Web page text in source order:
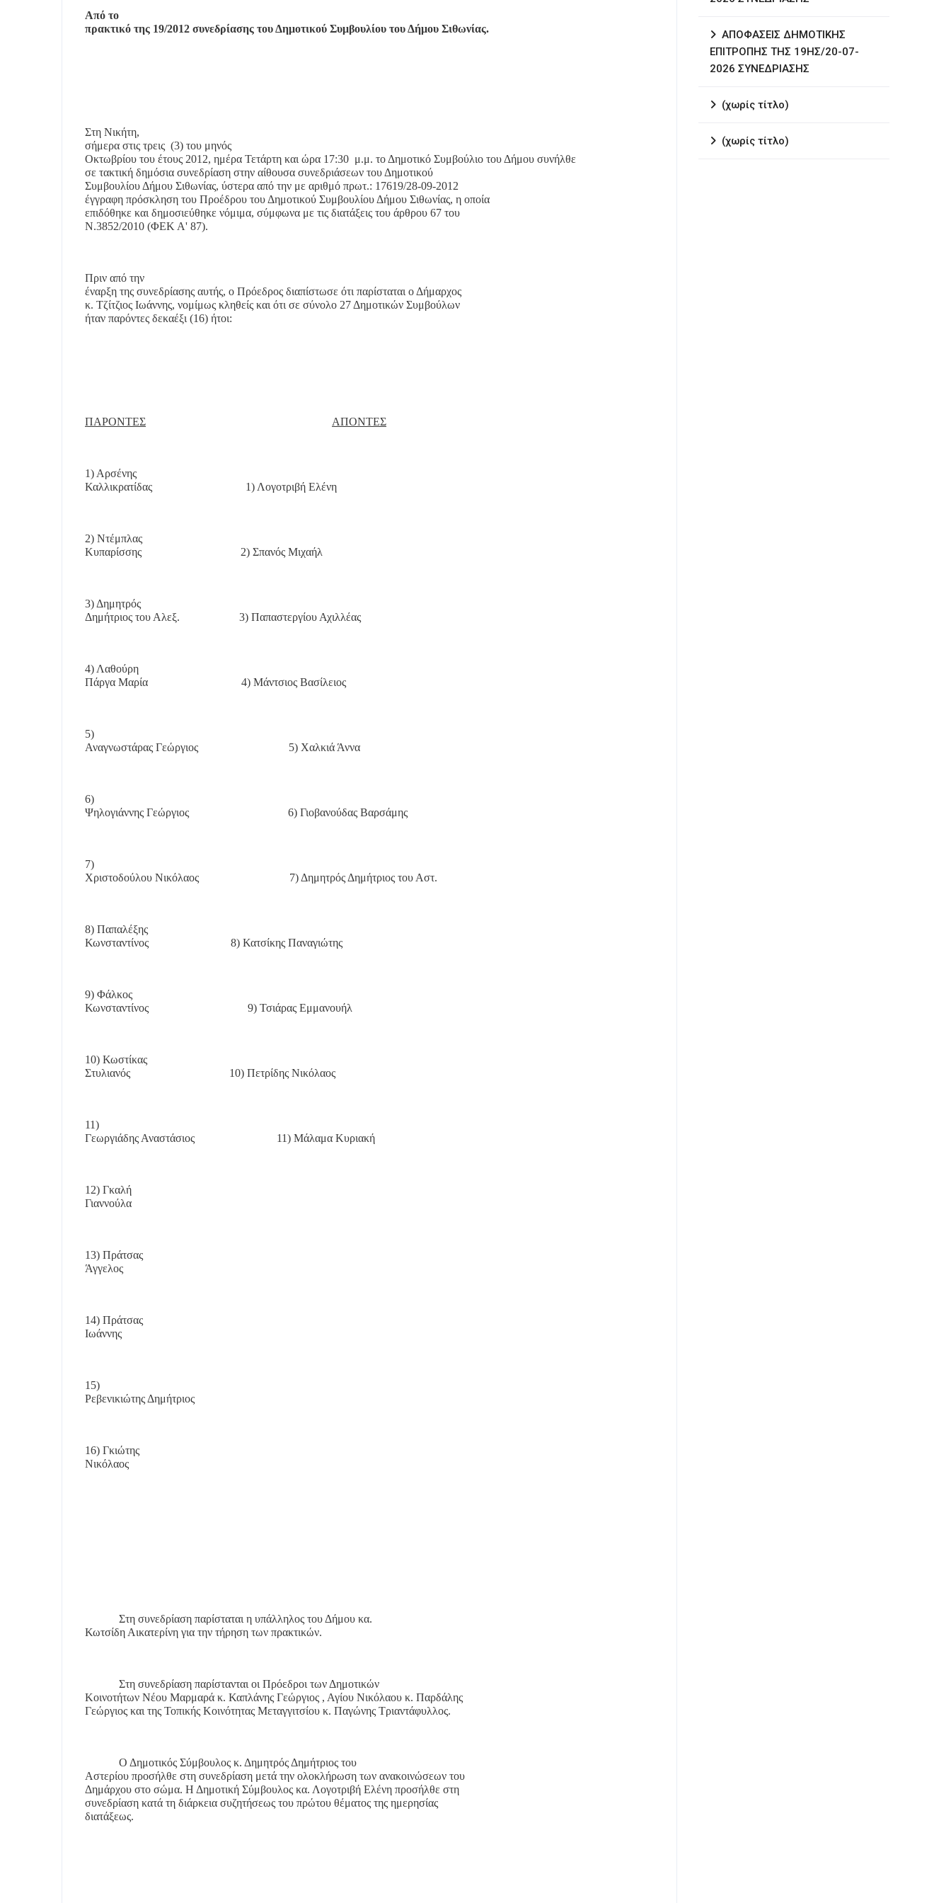
Από το
πρακτικό της 19/2012 συνεδρίασης του Δημοτικού Συμβουλίου του Δήμου Σιθωνίας.
Στη Νικήτη,
σήμερα στις τρεις (3) του μηνός
Οκτωβρίου του έτους 2012, ημέρα Τετάρτη και ώρα 17:30 μ.μ. το Δημοτικό Συμβούλιο του Δήμου συνήλθε
σε τακτική δημόσια συνεδρίαση στην αίθουσα συνεδριάσεων του Δημοτικού
Συμβουλίου Δήμου Σιθωνίας, ύστερα από την με αριθμό πρωτ.: 17619/28-09-2012
έγγραφη πρόσκληση του Προέδρου του Δημοτικού Συμβουλίου Δήμου Σιθωνίας, η οποία
επιδόθηκε και δημοσιεύθηκε νόμιμα, σύμφωνα με τις διατάξεις του άρθρου 67 του
Ν.3852/2010 (ΦΕΚ Α' 87).
Πριν από την
έναρξη της συνεδρίασης αυτής, ο Πρόεδρος διαπίστωσε ότι παρίσταται ο Δήμαρχος
κ. Τζίτζιος Ιωάννης, νομίμως κληθείς και ότι σε σύνολο 27 Δημοτικών Συμβούλων
ήταν παρόντες δεκαέξι (16) ήτοι:
ΠΑΡΟΝΤΕΣ ΑΠΟΝΤΕΣ
1) Αρσένης
Καλλικρατίδας
1) Λογοτριβή Ελένη
2) Ντέμπλας
Κυπαρίσσης
2) Σπανός Μιχαήλ
3) Δημητρός
Δημήτριος του Αλεξ.
3) Παπαστεργίου Αχιλλέας
4) Λαθούρη
Πάργα Μαρία
4) Μάντσιος Βασίλειος
5)
Αναγνωστάρας Γεώργιος
5) Χαλκιά Άννα
6)
Ψηλογιάννης Γεώργιος
6) Γιοβανούδας Βαρσάμης
7)
Χριστοδούλου Νικόλαος
7) Δημητρός Δημήτριος του Αστ.
8) Παπαλέξης
Κωνσταντίνος
8) Κατσίκης Παναγιώτης
9) Φάλκος
Κωνσταντίνος
9) Τσιάρας Εμμανουήλ
10) Κωστίκας
Στυλιανός
10) Πετρίδης Νικόλαος
11)
Γεωργιάδης Αναστάσιος
11) Μάλαμα Κυριακή
12) Γκαλή
Γιαννούλα
13) Πράτσας
Άγγελος
14) Πράτσας
Ιωάννης
15)
Ρεβενικιώτης Δημήτριος
16) Γκιώτης
Νικόλαος
Στη συνεδρίαση παρίσταται η υπάλληλος του Δήμου κα.
Κωτσίδη Αικατερίνη για την τήρηση των πρακτικών.
Στη συνεδρίαση παρίστανται οι Πρόεδροι των Δημοτικών
Κοινοτήτων Νέου Μαρμαρά κ. Καπλάνης Γεώργιος , Αγίου Νικόλαου κ. Παρδάλης
Γεώργιος και της Τοπικής Κοινότητας Μεταγγιτσίου κ. Παγώνης Τριαντάφυλλος.
Ο Δημοτικός Σύμβουλος κ. Δημητρός Δημήτριος του
Αστερίου προσήλθε στη συνεδρίαση μετά την ολοκλήρωση των ανακοινώσεων του
Δημάρχου στο σώμα. Η Δημοτική Σύμβουλος κα. Λογοτριβή Ελένη προσήλθε στη
συνεδρίαση κατά τη διάρκεια συζητήσεως του πρώτου θέματος της ημερησίας
διατάξεως.
ΑΠΟΦΑΣΕΙΣ ΔΗΜΟΤΙΚΗΣ
ΕΠΙΤΡΟΠΗΣ ΤΗΣ 19ΗΣ/20-07-
2026 ΣΥΝΕΔΡΙΑΣΗΣ
(χωρίς τίτλο)
(χωρίς τίτλο)